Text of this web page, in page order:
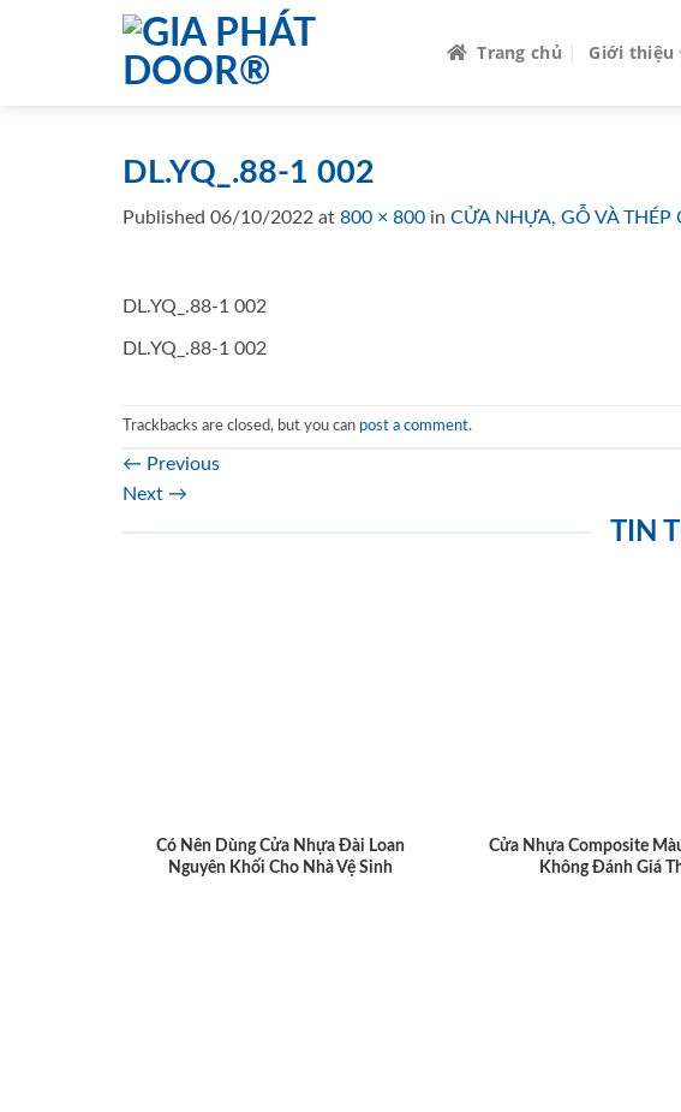
Trang chủ Giới thiệu
DL.YQ_.88-1 002
Published 06/10/2022 at 800 × 800 in CỬA NHỰA, GỖ VÀ THÉP
DL.YQ_.88-1 002
DL.YQ_.88-1 002
Trackbacks are closed, but you can post a comment.
← Previous
Next →
TIN
Có Nên Dùng Cửa Nhựa Đài Loan
Nguyên Khối Cho Nhà Vệ Sinh
Cửa Nhựa Composite
Không Đánh Giá